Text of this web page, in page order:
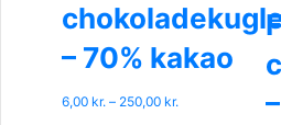
– 70% kakao
6,00 kr. – 250,00 kr.
–